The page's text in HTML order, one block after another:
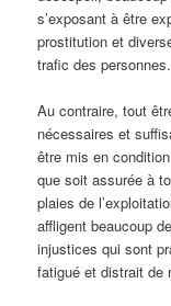
s’exposant à être
prostitution et
trafic des personnes.
Au contraire, tout
nécessaires et
être mis en
que soit assurée à
plaies de
affligent beaucoup
injustices qui sont
fatigué et distrait de